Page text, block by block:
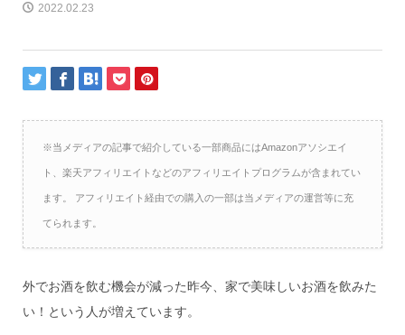
2022.02.23
※当メディアの記事で紹介している一部商品にはAmazonアソシエイ
ト、楽天アフィリエイトなどのアフィリエイトプログラムが含まれてい
ます。 アフィリエイト経由での購入の一部は当メディアの運営等に充
てられます。
外でお酒を飲む機会が減った昨今、家で美味しいお酒を飲みた
い！という人が増えています。